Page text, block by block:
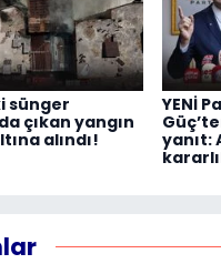
sünger
çıkan yangın
alındı!
YENİ
yanıt: